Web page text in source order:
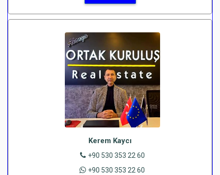
Kerem Kaycı
+90 530 353 22 60
+90 530 353 22 60